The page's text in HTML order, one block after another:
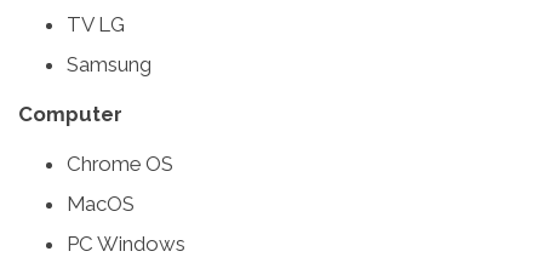
TV LG
Samsung
Computer
Chrome OS
MacOS
PC Windows